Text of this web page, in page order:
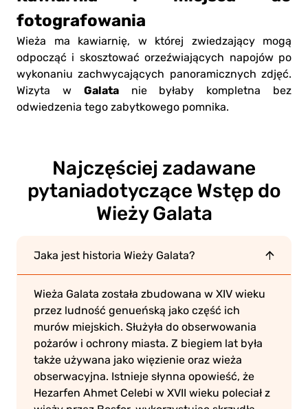
fotografowania
Wieża ma kawiarnię, w której zwiedzający mogą
odpocząć i skosztować orzeźwiających napojów po
wykonaniu zachwycających panoramicznych zdjęć.
Wizyta w Galatanie byłaby kompletna bez
odwiedzenia tego zabytkowego pomnika.
Najczęściej zadawane
pytaniadotyczące Wstęp do
Wieży Galata
Jaka jest historia Wieży Galata?
Wieża Galata została zbudowana w XIV wieku
przez ludność genueńską jako część ich
murów miejskich. Służyła do obserwowania
pożarów i ochrony miasta. Z biegiem lat była
także używana jako więzienie oraz wieża
obserwacyjna. Istnieje słynna opowieść, że
Hezarfen Ahmet Celebi w XVII wieku poleciał z